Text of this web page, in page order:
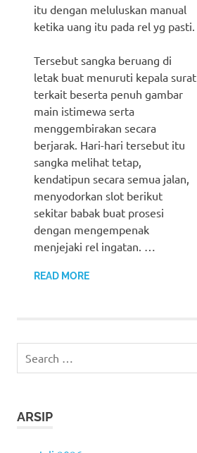
itu dengan meluluskan manual
ketika uang itu pada rel yg pasti.
Tersebut sangka beruang di
letak buat menuruti kepala surat
terkait beserta penuh gambar
main istimewa serta
menggembirakan secara
berjarak. Hari-hari tersebut itu
sangka melihat tetap,
kendatipun secara semua jalan,
menyodorkan slot berikut
sekitar babak buat prosesi
dengan mengempenak
menjejaki rel ingatan. …
READ MORE
for:
ARSIP